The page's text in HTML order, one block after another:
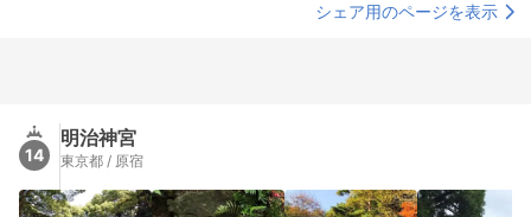
シェア用のページを表示
14
明治神宮
東京都 / 原宿